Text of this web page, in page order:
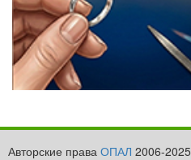
Авторские права ОПАЛ 2006-2025